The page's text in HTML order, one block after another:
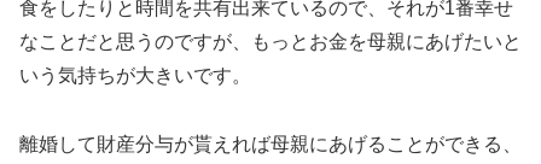
食をしたりと時間を共有出来ているので、それが1番幸せ
なことだと思うのですが、もっとお金を母親にあげたいと
いう気持ちが大きいです。
離婚して財産分与が貰えれば母親にあげることができる、